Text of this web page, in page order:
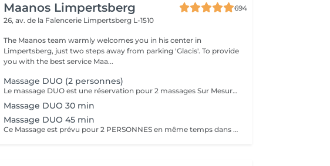
Maanos Limpertsberg
694
26, av. de la Faïencerie Limpertsberg L-1510
The Maanos team warmly welcomes you in his center in
Limpertsberg, just two steps away from parking 'Glacis'. To provide
you with the best service Maa...
Massage DUO (2 personnes)
Le massage DUO est une réservation pour 2 massages Sur Mesure, en même temps dans la même cabine. Les 2 personnes pourront personnaliser leurs massages en fonction de leurs envies. Possibilité de demander 2 cabines séparées en arrivant sur place.
Massage DUO 30 min
Massage DUO 45 min
Ce Massage est prévu pour 2 PERSONNES en même temps dans notre cabine DUO (2 cabines séparées aussi possible sur demande en arrivant). Les 2 massages seront Sur Mesure, en fonction des envies et des besoins de chacun.